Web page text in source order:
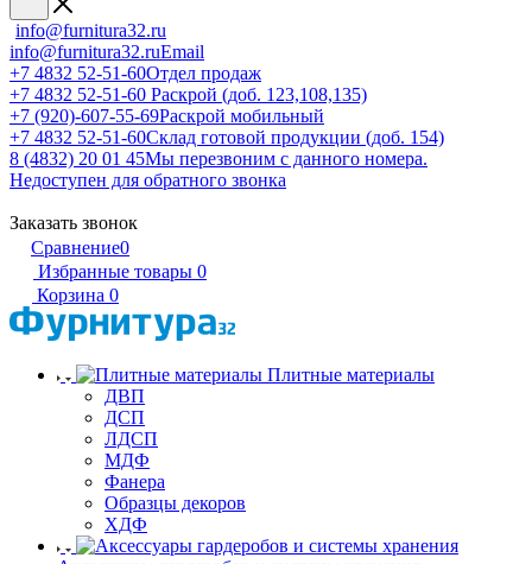
info@furnitura32.ru
info@furnitura32.ruEmail
+7 4832 52-51-60Отдел продаж
+7 4832 52-51-60 Раскрой (доб. 123,108,135)
+7 (920)-607-55-69Раскрой мобильный
+7 4832 52-51-60Склад готовой продукции (доб. 154)
8 (4832) 20 01 45Мы перезвоним с данного номера.
Недоступен для обратного звонка
Заказать звонок
Сравнение0
Избранные товары 0
Корзина 0
Плитные материалы
ДВП
ДСП
ЛДСП
МДФ
Фанера
Образцы декоров
ХДФ